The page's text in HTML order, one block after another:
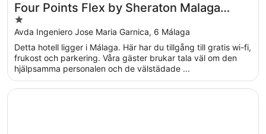
Four Points Flex by Sheraton Malaga
Centre
1
out
of
5
Avda Ingeniero Jose Maria Garnica, 6 Málaga
Detta hotell ligger i Málaga. Här har du tillgång till gratis wi-fi,
frukost och parkering. Våra gäster brukar tala väl om den
hjälpsamma personalen och de välstädade ...
Öppnas i ett nytt fönster
Palacio Solecio, a Small Luxury Hotel of the World